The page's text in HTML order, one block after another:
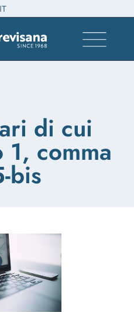
IT
di cui
1, comma
bis